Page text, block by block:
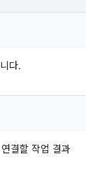
다.
결할 작업 결과